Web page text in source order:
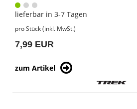
lieferbar in 3-7 Tagen
pro Stück (inkl. MwSt.)
7,99 EUR
zum Artikel